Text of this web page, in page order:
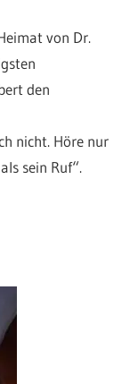
von Dr.
den
nicht. Höre nur
sein Ruf“.